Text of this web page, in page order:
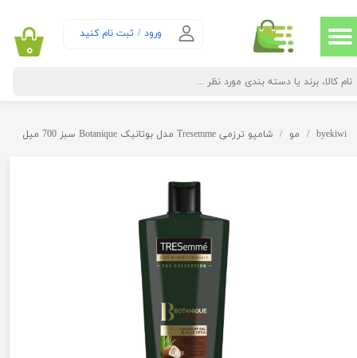
ورود / ثبت نام کنید
حساب کاربری من
خروج از حساب کاربری
۰
byekiwi مو شامپو ترزمی Tresemme مدل بوتانیک Botanique سبز 700 میل